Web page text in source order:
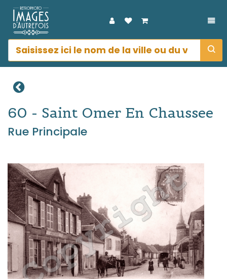
60 - Saint Omer En Chaussee
Rue Principale